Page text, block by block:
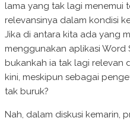
lama yang tak lagi menemui
relevansinya dalam kondisi
Jika di antara kita ada yang
menggunakan aplikasi Word
bukankah ia tak lagi relevan
kini, meskipun sebagai
tak buruk?
Nah, dalam diskusi kemarin,